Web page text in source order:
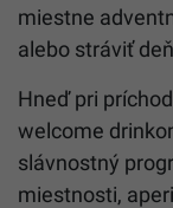
miestne
alebo stráviť
Hneď pri
welcome
slávnostný
miestnosti,